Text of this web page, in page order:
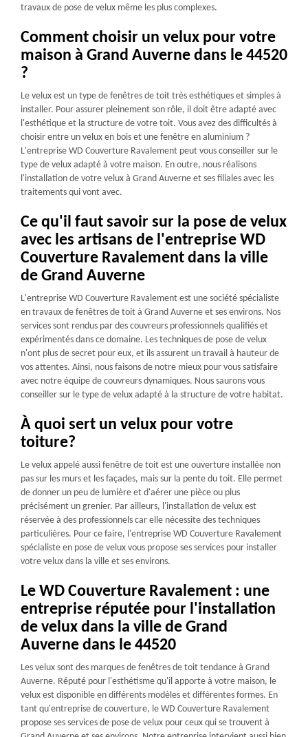
travaux de pose de velux même les plus complexes.
Comment choisir un velux pour votre
maison à Grand Auverne dans le 44520
?
Le velux est un type de fenêtres de toit très esthétiques et simples à
installer. Pour assurer pleinement son rôle, il doit être adapté avec
l'esthétique et la structure de votre toit. Vous avez des difficultés à
choisir entre un velux en bois et une fenêtre en aluminium ?
L'entreprise WD Couverture Ravalement peut vous conseiller sur le
type de velux adapté à votre maison. En outre, nous réalisons
l'installation de votre velux à Grand Auverne et ses filiales avec les
traitements qui vont avec.
Ce qu'il faut savoir sur la pose de velux
avec les artisans de l'entreprise WD
Couverture Ravalement dans la ville
de Grand Auverne
L'entreprise WD Couverture Ravalement est une société spécialiste
en travaux de fenêtres de toit à Grand Auverne et ses environs. Nos
services sont rendus par des couvreurs professionnels qualifiés et
expérimentés dans ce domaine. Les techniques de pose de velux
n'ont plus de secret pour eux, et ils assurent un travail à hauteur de
vos attentes. Ainsi, nous faisons de notre mieux pour vous satisfaire
avec notre équipe de couvreurs dynamiques. Nous saurons vous
conseiller sur le type de velux adapté à la structure de votre habitat.
À quoi sert un velux pour votre
toiture?
Le velux appelé aussi fenêtre de toit est une ouverture installée non
pas sur les murs et les façades, mais sur la pente du toit. Elle permet
de donner un peu de lumière et d'aérer une pièce ou plus
précisément un grenier. Par ailleurs, l'installation de velux est
réservée à des professionnels car elle nécessite des techniques
particulières. Pour ce faire, l'entreprise WD Couverture Ravalement
spécialiste en pose de velux vous propose ses services pour installer
votre velux dans la ville et ses environs.
Le WD Couverture Ravalement : une
entreprise réputée pour l'installation
de velux dans la ville de Grand
Auverne dans le 44520
Les velux sont des marques de fenêtres de toit tendance à Grand
Auverne. Réputé pour l'esthétisme qu'il apporte à votre maison, le
velux est disponible en différents modèles et différentes formes. En
tant qu'entreprise de couverture, le WD Couverture Ravalement
propose ses services de pose de velux pour ceux qui se trouvent à